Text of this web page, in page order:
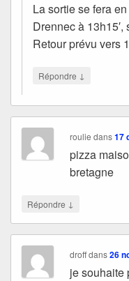
La sortie se fera
Drennec à
Retour prévu vers
Répondre ↓
roulie dans17
pizza
bretagne
Répondre ↓
droffdans26
je souhaite